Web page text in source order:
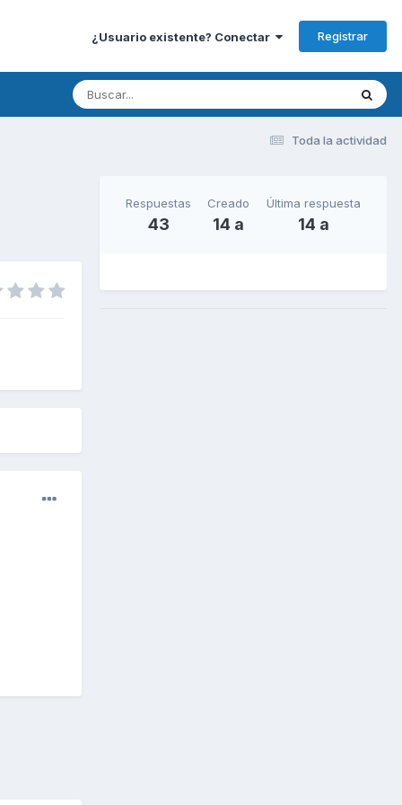
¿Usuario existente? Conectar Registrar
Toda la actividad
Respuestas
43
Creado
14 a
Última respuesta
14 a